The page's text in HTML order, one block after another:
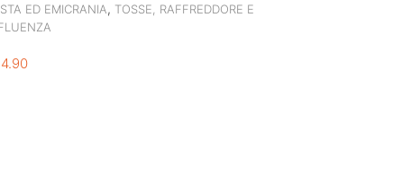
ED EMICRANIA, TOSSE, RAFFREDDORE E